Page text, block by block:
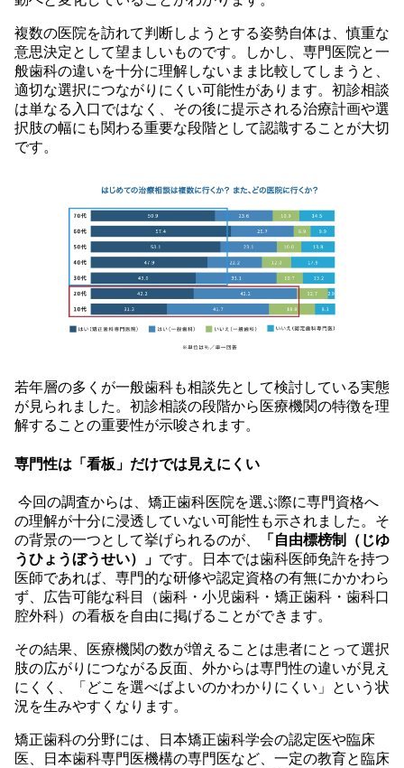
複数の医院を訪れて判断しようとする姿勢自体は、慎重な
意思決定として望ましいものです。しかし、専門医院と一
般歯科の違いを十分に理解しないまま比較してしまうと、
適切な選択につながりにくい可能性があります。初診相談
は単なる入口ではなく、その後に提示される治療計画や選
択肢の幅にも関わる重要な段階として認識することが大切
です。
若年層の多くが一般歯科も相談先として検討している実態
が見られました。初診相談の段階から医療機関の特徴を理
解することの重要性が示唆されます。
専門性は「看板」だけでは見えにくい
今回の調査からは、矯正歯科医院を選ぶ際に専門資格へ
の理解が十分に浸透していない可能性も示されました。そ
の背景の一つとして挙げられるのが、
「自由標榜制（じゆ
うひょうぼうせい）」 です。日本では歯科医師免許を持つ
医師であれば、専門的な研修や認定資格の有無にかかわら
ず、広告可能な科目（歯科・小児歯科・矯正歯科・歯科口
腔外科）の看板を自由に掲げることができます。
その結果、医療機関の数が増えることは患者にとって選択
肢の広がりにつながる反面、外からは専門性の違いが見え
にくく、「どこを選べばよいのかわかりにくい」という状
況を生みやすくなります。
矯正歯科の分野には、日本矯正歯科学会の認定医や臨床
医、日本歯科専門医機構の専門医など、一定の教育と臨床